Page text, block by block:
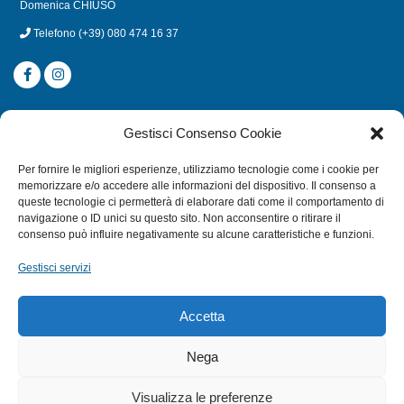
Gestisci Consenso Cookie
Per fornire le migliori esperienze, utilizziamo tecnologie come i cookie per
memorizzare e/o accedere alle informazioni del dispositivo. Il consenso a
queste tecnologie ci permetterà di elaborare dati come il comportamento di
navigazione o ID unici su questo sito. Non acconsentire o ritirare il
consenso può influire negativamente su alcune caratteristiche e funzioni.
Gestisci servizi
Accetta
Nega
Visualizza le preferenze
Domenica CHIUSO
Telefono (+39) 080 474 16 37
CATEGORIE
MULINELLI
CANNE
ACCESSORI NAUTICI